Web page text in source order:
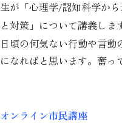
生が「心理学/認知科学か
と対策」について講義しま
日頃の何気ない行動や言
になればと思います。奮っ
オンライン市民講座